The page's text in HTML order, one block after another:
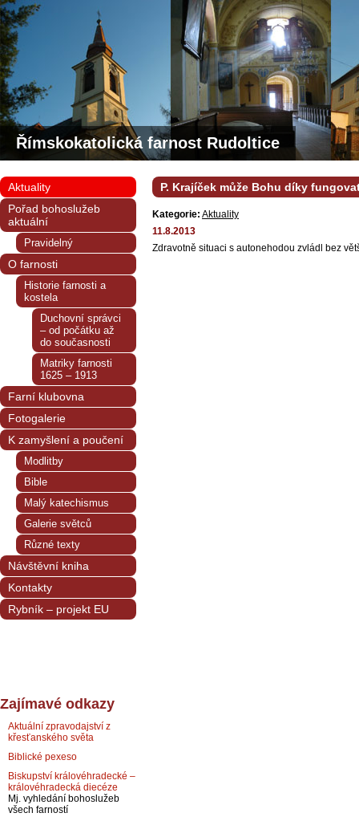
Římskokatolická farnost Rudoltice
P. Krajíček může Bohu díky
Kategorie: Aktuality
11.8.2013
Zdravotně situaci s autonehodou zvládl bez
Aktuality
Pořad bohoslužeb
aktuální
Pravidelný
O farnosti
Historie farnosti a
kostela
Duchovní správci
– od počátku až
do současnosti
Matriky farnosti
1625 – 1913
Farní klubovna
Fotogalerie
K zamyšlení a poučení
Modlitby
Bible
Malý katechismus
Galerie světců
Různé texty
Návštěvní kniha
Kontakty
Rybník – projekt EU
Zajímavé odkazy
Aktuální zpravodajství z
křesťanského světa
Biblické pexeso
Biskupství královéhradecké –
královéhradecká diecéze
Mj. vyhledání bohoslužeb
všech farností